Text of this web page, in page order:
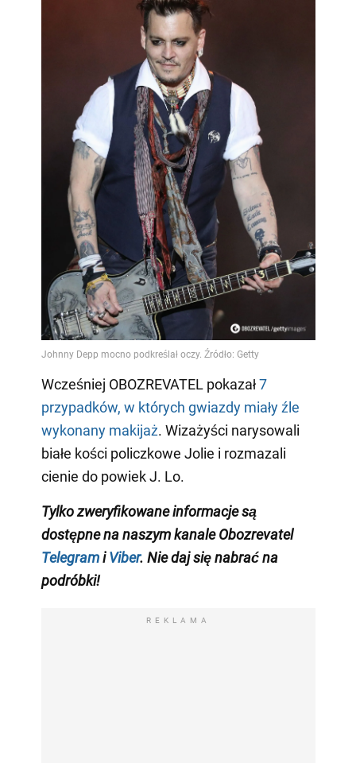
Wcześniej OBOZREVATEL pokazał7
przypadków, w których gwiazdy miały źle
wykonany makijaż. Wizażyści narysowali
białe kości policzkowe Jolie i rozmazali
cienie do powiek J. Lo.
Tylko zweryfikowane informacje są
dostępne na naszym kanale Obozrevatel
TelegramiViber. Nie daj się nabrać na
podróbki!
REKLAMA